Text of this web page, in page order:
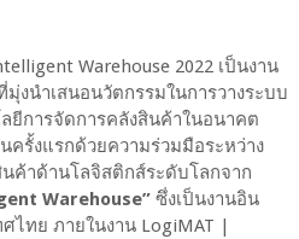
Warehouse 2022 เป็นงาน
งนําเสนอนวัตกรรมในการวางระบบ
ยีการจัดการคลังสินค้าในอนาคต
ครั้งแรกด้วยความร่วมมือระหว่าง
ค้าด้านโลจิสติกส์ระดับโลกจาก
Warehouse”ซึ่งเป็นงานอิน
ไทย ภายในงาน LogiMAT |